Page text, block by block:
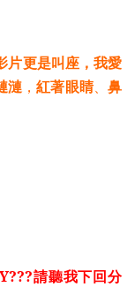
片更是叫座，我愛
漣 ，紅著眼睛、鼻
請聽我下回分